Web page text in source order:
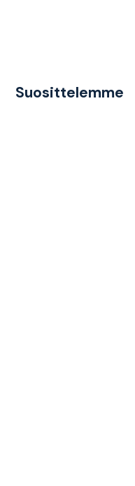
Suosittelemme